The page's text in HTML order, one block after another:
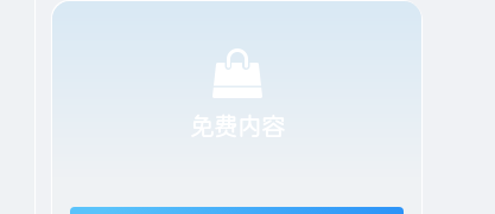
免费内容